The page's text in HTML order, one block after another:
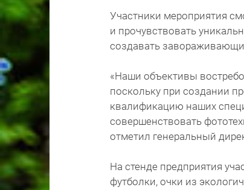
Участники мероприятия
и прочувствовать
создавать
«Наши объективы
поскольку при создании
квалификацию наших
совершенствовать
отметил генеральный
На стенде предприятия
футболки, очки из